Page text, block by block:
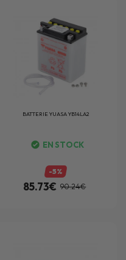
BATTERIE YUASA YB14LA2
EN STOCK
-5%
85.73€ 90.24€